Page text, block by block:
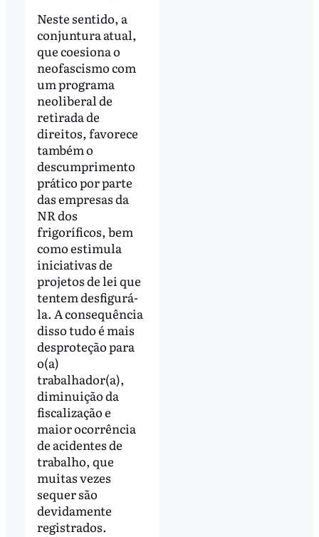
Neste sentido, a
conjuntura atual,
que coesiona o
neofascismo com
um programa
neoliberal de
retirada de
direitos, favorece
também o
descumprimento
prático por parte
das empresas da
NR dos
frigoríficos, bem
como estimula
iniciativas de
projetos de lei que
tentem desfigurá-
la. A consequência
disso tudo é mais
desproteção para
o(a)
trabalhador(a),
diminuição da
fiscalização e
maior ocorrência
de acidentes de
trabalho, que
muitas vezes
sequer são
devidamente
registrados.